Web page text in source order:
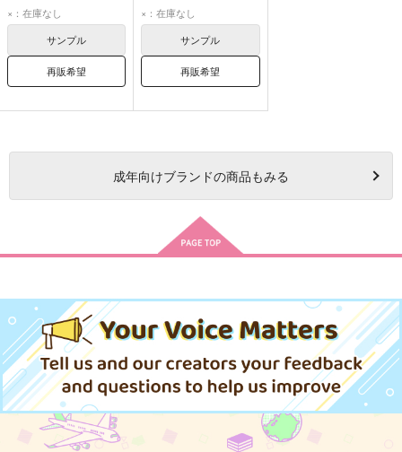
五条悟
虎杖悠仁
×：在庫なし
サンプル
再販希望
五条悟
虎杖悠仁
×：在庫なし
サンプル
再販希望
成年向けブランドの商品もみる